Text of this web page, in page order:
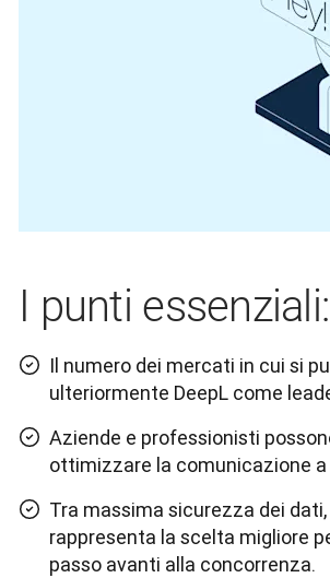
I punti essenziali:
Il numero dei mercati in cui si
ulteriormente DeepL come
Aziende e professionisti
ottimizzare la comunicazione a
Tra massima sicurezza dei
rappresenta la scelta migliore
passo avanti alla concorrenza.